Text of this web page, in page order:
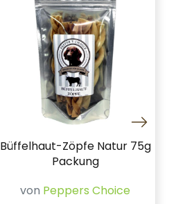
Büffelhaut-Zöpfe Natur 75g
Packung
von Peppers Choice